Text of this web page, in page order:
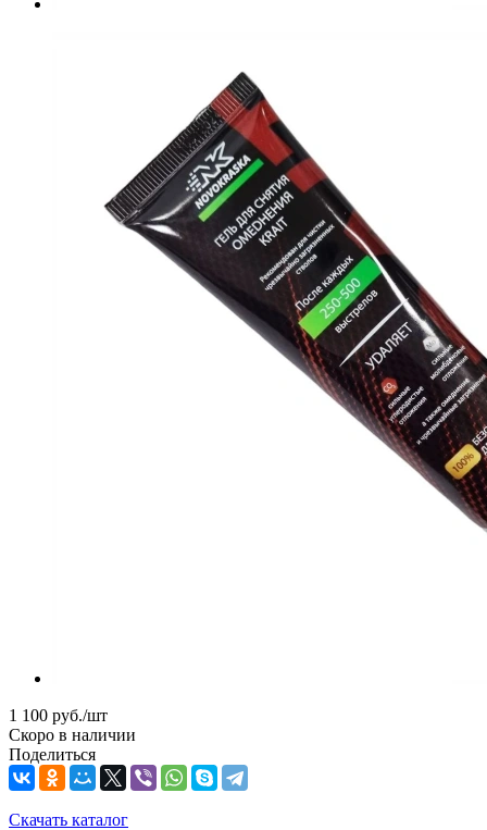
1 100 руб./шт
Скоро в наличии
Поделиться
Скачать каталог